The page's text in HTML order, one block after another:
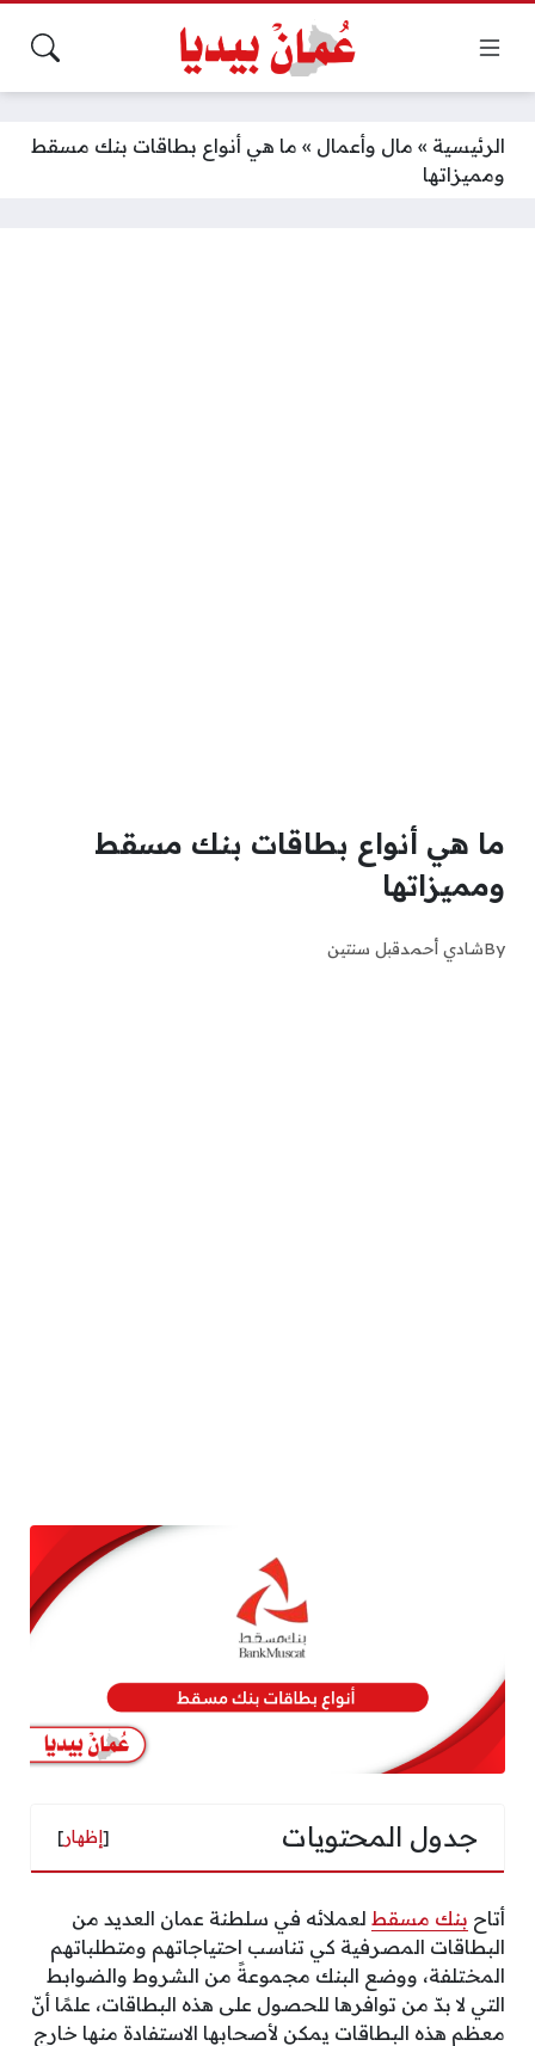
الرئيسية » مال وأعمال » ما هي أنواع بطاقات بنك مسقط
ومميزاتها
ما هي أنواع بطاقات بنك مسقط
ومميزاتها
Byشادي أحمدقبل سنتين
جدول المحتويات [إظهار]
أتاح بنك مسقط لعملائه في سلطنة عمان العديد من
البطاقات المصرفية كي تناسب احتياجاتهم ومتطلباتهم
المختلفة، ووضع البنك مجموعةً من الشروط والضوابط
التي لا بدّ من توافرها للحصول على هذه البطاقات، علمًا أنّ
معظم هذه البطاقات يمكن لأصحابها الاستفادة منها خارج